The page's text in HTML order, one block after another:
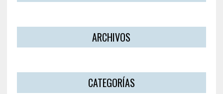
ARCHIVOS
CATEGORÍAS